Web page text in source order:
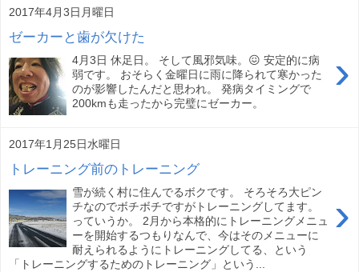
2017年4月3日月曜日
ゼーカーと歯が欠けた
›
4月3日 休足日。 そして風邪気味。😖 安定的に病
弱です。 おそらく金曜日に雨に降られて寒かった
のが影響したんだと思われ。 発病タイミングで
200kmも走ったから完璧にゼーカー。
2017年1月25日水曜日
トレーニング前のトレーニング
›
雪が続く村に住んでるボクです。 そろそろ大ピン
チなのでボチボチですがトレーニングしてます。
っていうか。 2月から本格的にトレーニングメニュ
ーを開始するつもりなんで、今はそのメニューに
耐えられるようにトレーニングしてる、という
「トレーニングするためのトレーニング」という...